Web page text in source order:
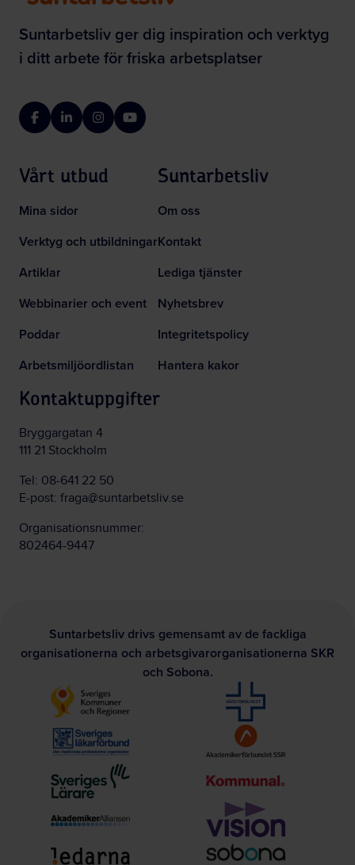
Suntarbetsliv ger dig inspiration och verktyg
i ditt arbete för friska arbetsplatser
FacebookLinkedInInstagramYouTube
Vårt utbud
Mina sidor
Verktyg och utbildningar
Artiklar
Webbinarier och event
Poddar
Arbetsmiljöordlistan
Suntarbetsliv
Om oss
Kontakt
Lediga tjänster
Nyhetsbrev
Integritetspolicy
Hantera kakor
Kontaktuppgifter
Bryggargatan 4
111 21 Stockholm
Tel: 08-641 22 50
E-post: fraga@suntarbetsliv.se
Organisationsnummer:
802464-9447
Suntarbetsliv drivs gemensamt av de fackliga
organisationerna och arbetsgivarorganisationerna SKR
och Sobona.